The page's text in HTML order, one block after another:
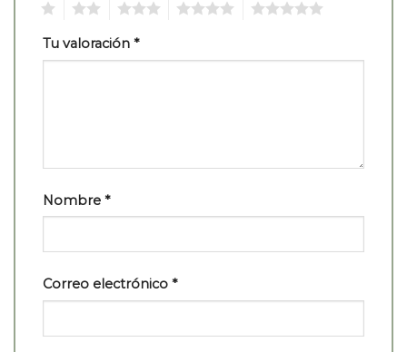
Tu valoración *
Nombre *
Correo electrónico *